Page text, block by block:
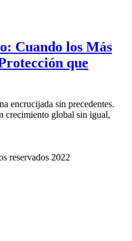
Cuando los Más
que
encrucijada sin precedentes.
crecimiento global sin igual,
reservados 2022